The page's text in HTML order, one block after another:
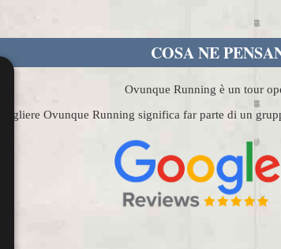
COSA NE
Ovunque Running è un tour
Scegliere Ovunque Running significa far parte di un